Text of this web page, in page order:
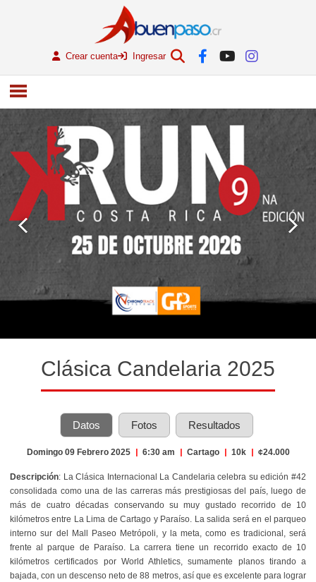
Crear cuenta Ingresar
Clásica Candelaria 2025
Datos Fotos Resultados
Domingo 09 Febrero 2025 | 6:30 am | Cartago | 10k | ¢24.000
Descripción: La Clásica Internacional La Candelaria celebra su edición #42
consolidada como una de las carreras más prestigiosas del país, luego de
más de cuatro décadas conservando su muy gustado recorrido de 10
kilómetros entre La Lima de Cartago y Paraíso. La salida será en el parqueo
interno sur del Mall Paseo Metrópoli, y la meta, como es tradicional, será
frente al parque de Paraíso. La carrera tiene un recorrido exacto de 10
kilómetros certificados por World Athletics, sumamente planos tirando a
bajada, con un descenso neto de 88 metros, así que es excelente para lograr